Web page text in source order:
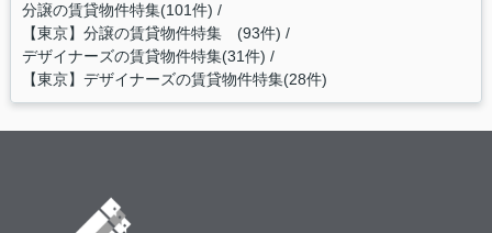
分譲の賃貸物件特集(101件)
【東京】分譲の賃貸物件特集 (93件)
デザイナーズの賃貸物件特集(31件)
【東京】デザイナーズの賃貸物件特集(28件)